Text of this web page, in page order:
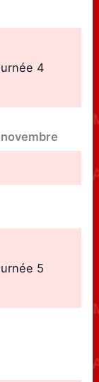
4
novembre
5